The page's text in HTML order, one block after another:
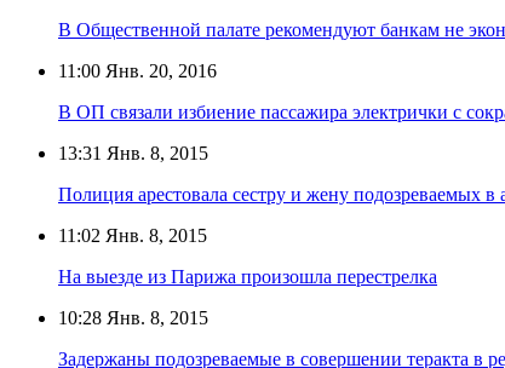
В Общественной палате рекомендуют банкам не
11:00 Янв. 20, 2016
В ОП связали избиение пассажира электрички с
13:31 Янв. 8, 2015
Полиция арестовала сестру и жену подозреваемых в
11:02 Янв. 8, 2015
На выезде из Парижа произошла перестрелка
10:28 Янв. 8, 2015
Задержаны подозреваемые в совершении теракта в